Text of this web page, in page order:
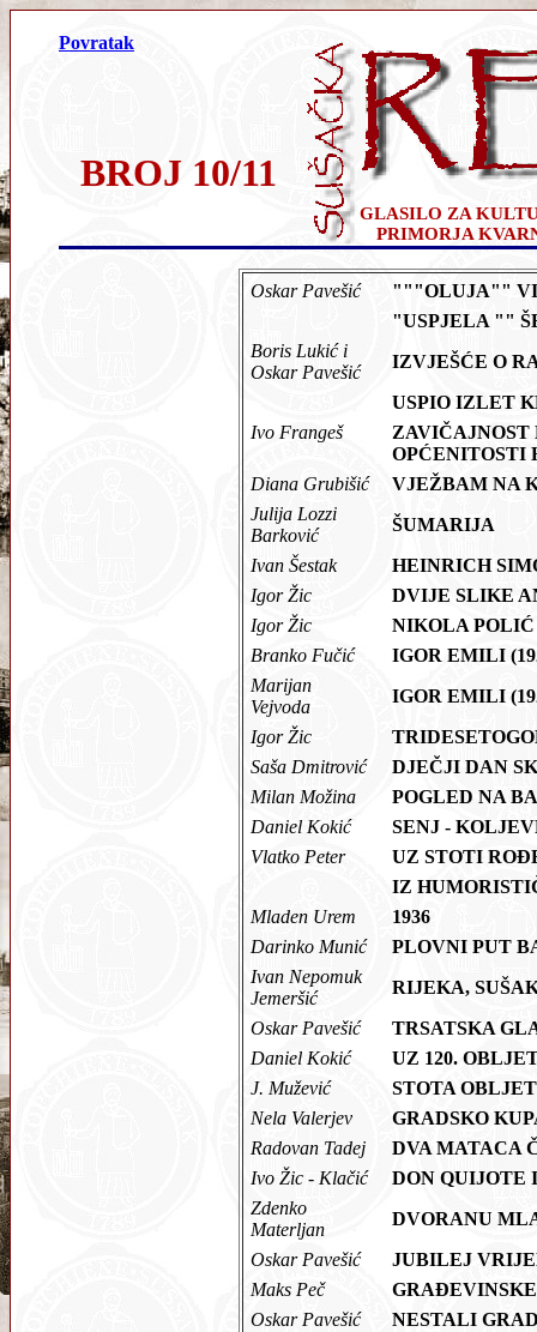
Povratak
GLASILO ZA
PRIMORJA
BROJ 10/11
Oskar Pavešić
"""OLUJA""
"USPJELA ""
Boris Lukić i
Oskar Pavešić
IZVJEŠĆE O
USPIO IZLET
Ivo Frangeš
OPĆENITOSTI
Diana Grubišić
VJEŽBAM NA
Julija Lozzi
Barković
ŠUMARIJA
Ivan Šestak
HEINRICH
Igor Žic
DVIJE SLIKE
Igor Žic
NIKOLA POLIĆ
Branko Fučić
IGOR EMILI
Marijan
Vejvoda
IGOR EMILI
Igor Žic
Saša Dmitrović
DJEČJI DAN
Milan Možina
POGLED NA
Daniel Kokić
SENJ -
Vlatko Peter
UZ STOTI
IZ
Mladen Urem
1936
Darinko Munić
PLOVNI PUT
Ivan Nepomuk
Jemeršić
RIJEKA,
Oskar Pavešić
TRSATSKA
Daniel Kokić
UZ 120.
J. Mužević
STOTA
Nela Valerjev
GRADSKO
Radovan Tadej
DVA MATACA
Ivo Žic - Klačić
DON QUIJOTE
Zdenko
Materljan
DVORANU
Oskar Pavešić
JUBILEJ
Maks Peč
Oskar Pavešić
NESTALI